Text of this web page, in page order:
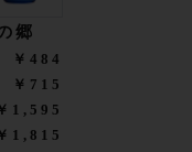
郷
￥484
￥715
1,595
1,815